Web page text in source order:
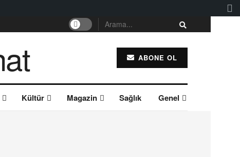
ABONE OL
Kültür Magazin Sağlık Genel